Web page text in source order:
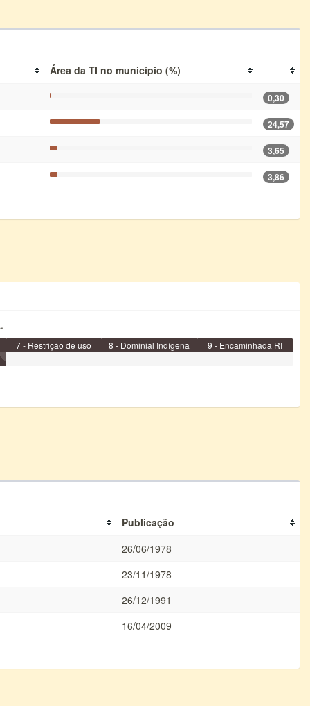
Área da TI no município (%)
0,30
24,57
3,65
3,86
7 - Restrição de uso 8 - Dominial Indígena 9 - Encaminhada RI
Publicação
26/06/1978
23/11/1978
26/12/1991
16/04/2009